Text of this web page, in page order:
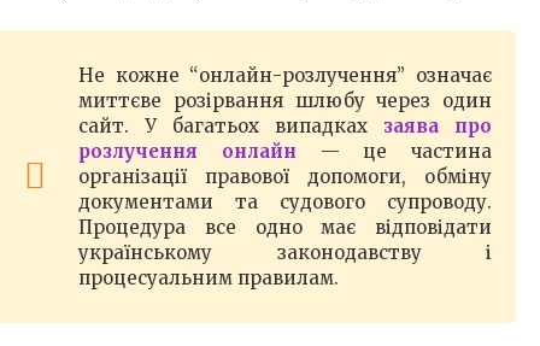
Не кожне “онлайн-розлучення” означає
миттєве розірвання шлюбу через один
сайт. У багатьох випадках заява про
розлучення онлайн — це частина
організації правової допомоги, обміну
документами та судового супроводу.
Процедура все одно має відповідати
українському законодавству і
процесуальним правилам.